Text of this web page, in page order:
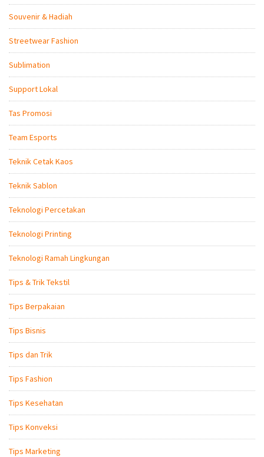
Souvenir & Hadiah
Streetwear Fashion
Sublimation
Support Lokal
Tas Promosi
Team Esports
Teknik Cetak Kaos
Teknik Sablon
Teknologi Percetakan
Teknologi Printing
Teknologi Ramah Lingkungan
Tips & Trik Tekstil
Tips Berpakaian
Tips Bisnis
Tips dan Trik
Tips Fashion
Tips Kesehatan
Tips Konveksi
Tips Marketing